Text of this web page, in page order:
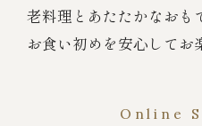
老料理とあたたかなおも
お食い初めを安心してお
Online